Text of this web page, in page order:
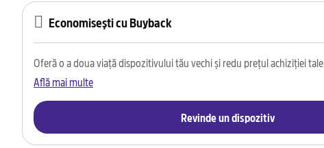
Economisești cu Buyback
Oferă o a doua viață dispozitivului tău vechi și redu prețul achiziției tale
Află mai multe
Revinde un dispozitiv